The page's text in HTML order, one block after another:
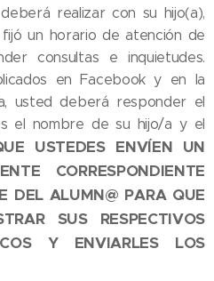
realizar con su hijo(a),
un horario de atención de
consultas e inquietudes.
en Facebook y en la
usted deberá responder el
el nombre de su hijo/a y el
USTEDES ENVÍEN UN
CORRESPONDIENTE
DEL ALUMN@ PARA QUE
SUS RESPECTIVOS
Y ENVIARLES LOS